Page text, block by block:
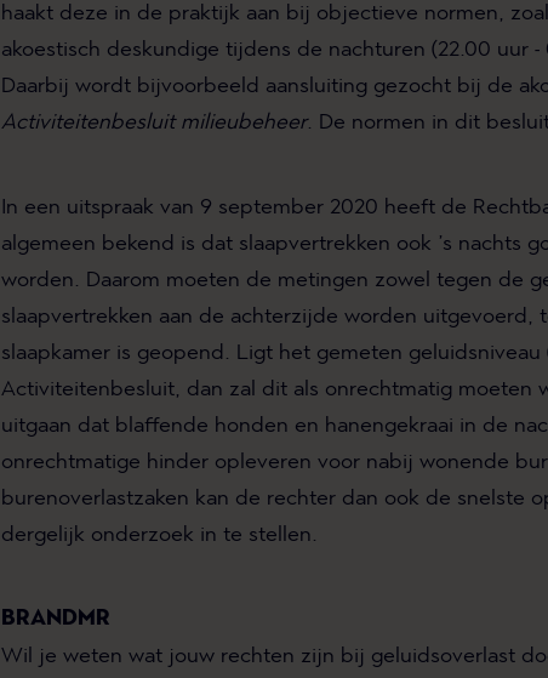
haakt deze in de praktijk aan bij objectieve normen,
akoestisch deskundige tijdens de nachturen (22.00 uur -
Daarbij wordt bijvoorbeeld aansluiting gezocht bij de
Activiteitenbesluit milieubeheer. De normen in dit
In een uitspraak van 9 september 2020 heeft de
algemeen bekend is dat slaapvertrekken ook ’s nachts
worden. Daarom moeten de metingen zowel tegen de
slaapvertrekken aan de achterzijde worden uitgevoerd,
slaapkamer is geopend. Ligt het gemeten
Activiteitenbesluit, dan zal dit als onrechtmatig moeten
uitgaan dat blaffende honden en hanengekraai in de
onrechtmatige hinder opleveren voor nabij wonende
burenoverlastzaken kan de rechter dan ook de snelste
dergelijk onderzoek in te stellen.
BRANDMR
Wil je weten wat jouw rechten zijn bij geluidsoverlast